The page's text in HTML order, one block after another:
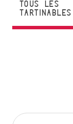
Tous les
tartinables